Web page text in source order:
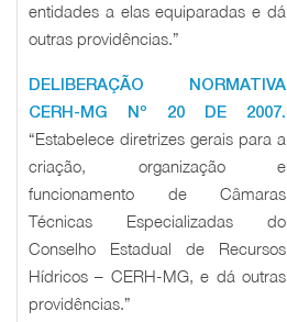
entidades a elas equiparadas e dá
outras providências.”
DELIBERAÇÃO NORMATIVA
CERH-MG Nº 20 DE 2007.
“Estabelece diretrizes gerais para a
criação, organização e
funcionamento de Câmaras
Técnicas Especializadas do
Conselho Estadual de Recursos
Hídricos – CERH-MG, e dá outras
providências.”